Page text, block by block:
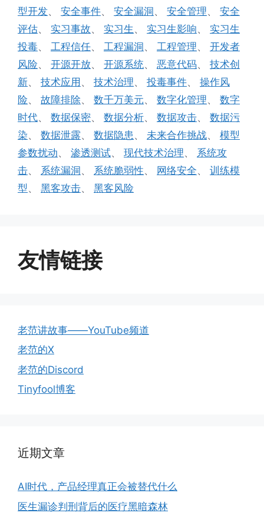
型开发、 安全事件、 安全漏洞、 安全管理、 安全
评估、 实习事故、 实习生 、 实习生影响、 实习生
投毒、 工程信任、 工程漏洞、 工程管理、 开发者
风险、 开源开放、 开源系统、 恶意代码、 技术创
新、 技术应用 、 技术治理、 投毒事件、 操作风
险、 故障排除、 数千万美元、 数字化管理、 数字
时代、 数据保密、 数据分析、 数据攻击、 数据污
染、 数据泄露、 数据隐患 、 未来合作挑战、 模型
参数扰动、 渗透测试、 现代技术治理、 系统攻
击、 系统漏洞、 系统脆弱性、 网络安全、 训练模
型、 黑客攻击、 黑客风险
友情链接
老范讲故事——YouTube频道
老范的X
老范的Discord
Tinyfool博客
近期文章
AI时代，产品经理真正会被替代什么
医生漏诊判刑背后的医疗黑暗森林